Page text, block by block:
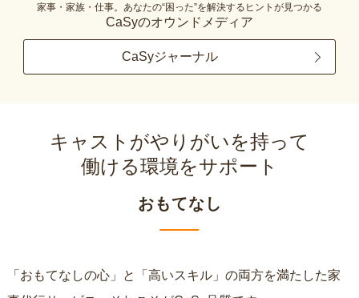
家事・家族・仕事。あなたの“困った”を解決するヒントが見つかる
CaSyのオウンドメディア
CaSyジャーナル
キャストがやりがいを持って
働ける環境をサポート
おもてなし
「おもてなしの心」と「高いスキル」の両方を満たした家